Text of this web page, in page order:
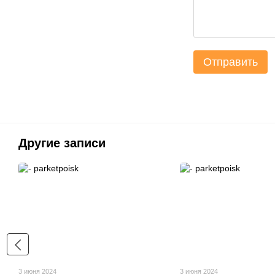
Отправить
Другие записи
3 июня 2024 3 июня 2024